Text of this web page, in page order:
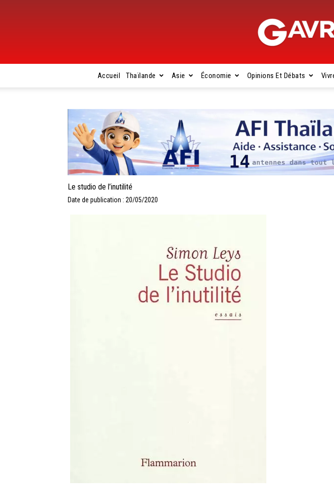
Accueil Thaïlande Asie Économie Opinions Et Débats
Le studio de l’inutilité
Date de publication : 20/05/2020